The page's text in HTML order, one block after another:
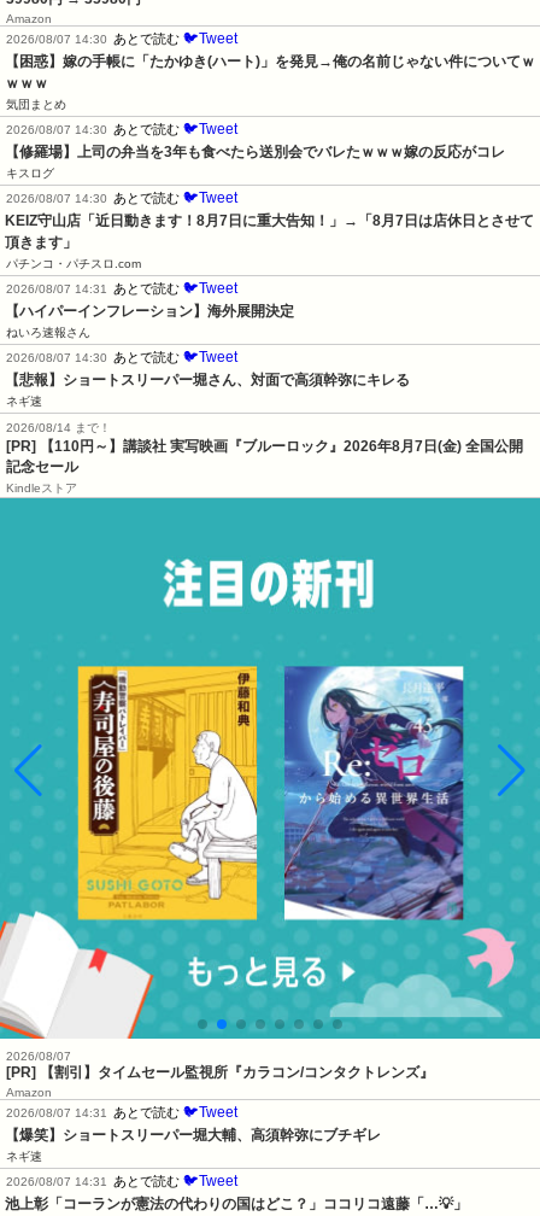
Amazon
2026/08/07 14:30
あとで読む 🐦Tweet
【困惑】嫁の手帳に「たかゆき(ハート)」を発見→俺の名前じゃない件についてｗ
ｗｗｗ
気団まとめ
2026/08/07 14:30
あとで読む 🐦Tweet
【修羅場】上司の弁当を3年も食べたら送別会でバレたｗｗｗ嫁の反応がコレ
キスログ
2026/08/07 14:30
あとで読む 🐦Tweet
KEIZ守山店「近日動きます！8月7日に重大告知！」→「8月7日は店休日とさせて
頂きます」
パチンコ・パチスロ.com
2026/08/07 14:31
あとで読む 🐦Tweet
【ハイパーインフレーション】海外展開決定
ねいろ速報さん
2026/08/07 14:30
あとで読む 🐦Tweet
【悲報】ショートスリーパー堀さん、対面で高須幹弥にキレる
ネギ速
2026/08/14 まで！
[PR]
【110円～】講談社 実写映画『ブルーロック』2026年8月7日(金) 全国公開
記念セール
Kindleストア
2026/08/07
[PR] 【割引】タイムセール監視所『カラコン/コンタクトレンズ』
Amazon
2026/08/07 14:31
あとで読む 🐦Tweet
【爆笑】ショートスリーパー堀大輔、高須幹弥にブチギレ
ネギ速
2026/08/07 14:31
あとで読む 🐦Tweet
池上彰「コーランが憲法の代わりの国はどこ？」ココリコ遠藤「…💡」